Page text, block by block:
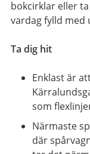
bokcirklar eller
vardag fylld med
Ta dig hit
Enklast är
som
Närmaste
där